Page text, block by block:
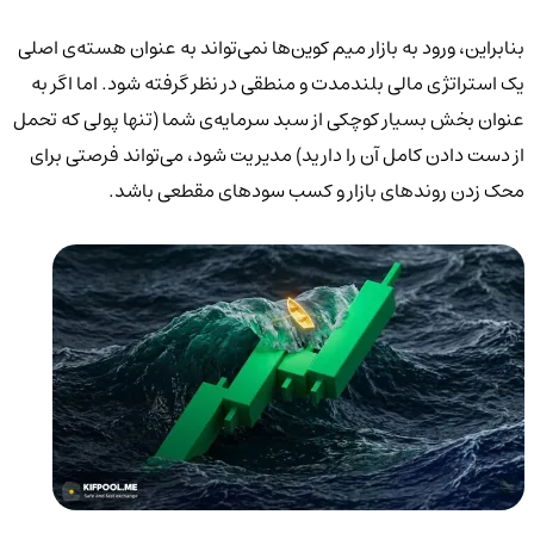
بنابراین، ورود به بازار میم کوین‌ها نمی‌تواند به عنوان هسته‌ی اصلی
یک استراتژی مالی بلندمدت و منطقی در نظر گرفته شود. اما اگر به
عنوان بخش بسیار کوچکی از سبد سرمایه‌ی شما (تنها پولی که تحمل
از دست دادن کامل آن را دارید) مدیریت شود، می‌تواند فرصتی برای
محک زدن روندهای بازار و کسب سودهای مقطعی باشد.